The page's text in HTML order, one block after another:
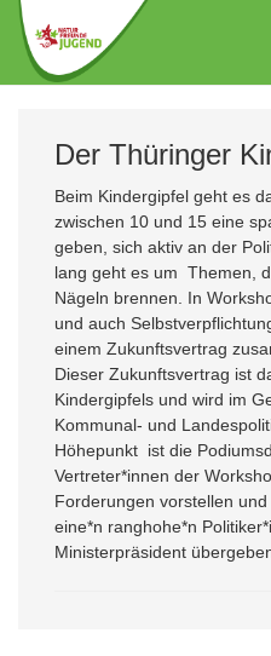
Zum
Hauptinhalt
springen
Der Thüringer
Beim Kindergipfel geht es
zwischen 10 und 15 eine
geben, sich aktiv an der
lang geht es um Themen,
Nägeln brennen. In
und auch
einem Zukunftsvertrag
Dieser Zukunftsvertrag ist
Kindergipfels und wird im
Kommunal- und
Höhepunkt ist die
Vertreter*innen der
Forderungen vorstellen
eine*n ranghohe*n
Ministerpräsident